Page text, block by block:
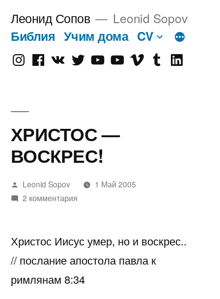
Леонид Сопов Leonid Sopov
Библия Учим дома CV
InstagramFacebook
VK TwitterYoutube
Old Vimeotumblrlinkedin
ХРИСТОС —
ВОСКРЕС!
Написано
автором
Leonid Sopov
1 Май 2005
2 комментария
Христос Иисус умер, но и воскрес..
// послание апостола павла к
римлянам 8:34